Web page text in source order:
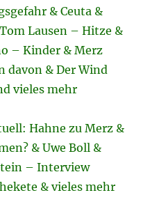
& Ceuta &
Lausen – Hitze &
– Kinder & Merz
davon & Der Wind
vieles mehr
Hahne zu Merz &
& Uwe Boll &
– Interview
& vieles mehr